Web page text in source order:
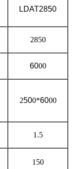
LDAT2850
2850
6000
2500*6000
1.5
150